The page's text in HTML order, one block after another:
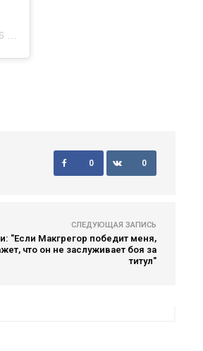
0 0
СЛЕДУЮЩАЯ ЗАПИСЬ
"Если Макгрегор победит меня,
что он не заслуживает боя за
титул"